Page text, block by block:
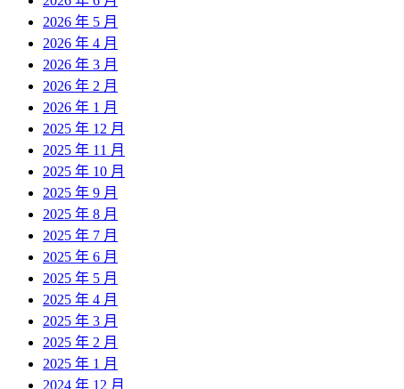
2026 年 5 月
2026 年 4 月
2026 年 3 月
2026 年 2 月
2026 年 1 月
2025 年 12 月
2025 年 11 月
2025 年 10 月
2025 年 9 月
2025 年 8 月
2025 年 7 月
2025 年 6 月
2025 年 5 月
2025 年 4 月
2025 年 3 月
2025 年 2 月
2025 年 1 月
2024 年 12 月